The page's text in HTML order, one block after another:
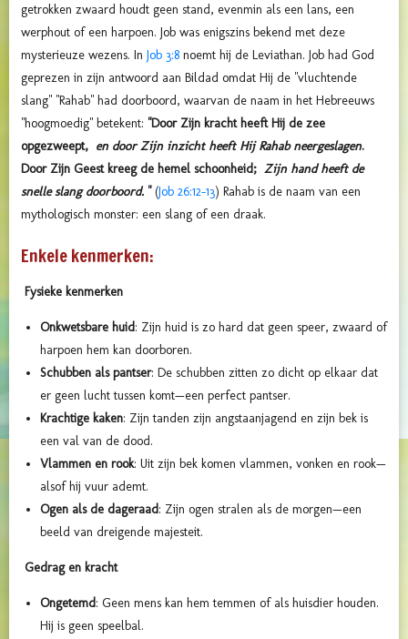
getrokken zwaard houdt geen stand, evenmin als een lans, een
werphout of een harpoen. Job was enigszins bekend met deze
mysterieuze wezens. In Job 3:8 noemt hij de Leviathan. Job had God
geprezen in zijn antwoord aan Bildad omdat Hij de "vluchtende
slang" "Rahab" had doorboord, waarvan de naam in het Hebreeuws
"hoogmoedig" betekent: "Door Zijn kracht heeft Hij de zee
opgezweept, en door Zijn inzicht heeft Hij Rahab neergeslagen.
Door Zijn Geest kreeg de hemel schoonheid; Zijn hand heeft de
snelle slang doorboord. "(Job 26:12-13) Rahab is de naam van een
mythologisch monster: een slang of een draak.
Enkele kenmerken:
Fysieke kenmerken
Onkwetsbare huid: Zijn huid is zo hard dat geen speer, zwaard of
harpoen hem kan doorboren.
Schubben als pantser: De schubben zitten zo dicht op elkaar dat
er geen lucht tussen komt—een perfect pantser.
Krachtige kaken: Zijn tanden zijn angstaanjagend en zijn bek is
een val van de dood.
Vlammen en rook: Uit zijn bek komen vlammen, vonken en rook—
alsof hij vuur ademt.
Ogen als de dageraad: Zijn ogen stralen als de morgen—een
beeld van dreigende majesteit.
Gedrag en kracht
Ongetemd: Geen mens kan hem temmen of als huisdier houden.
Hij is geen speelbal.